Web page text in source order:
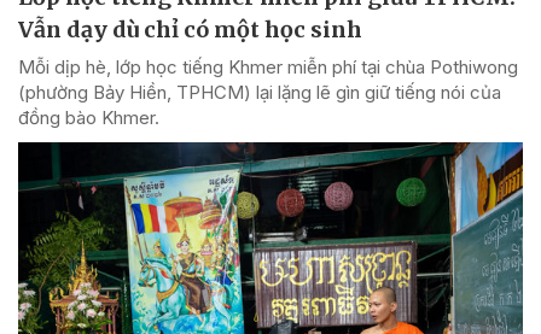
Vẫn dạy dù chỉ có một học sinh
Mỗi dịp hè, lớp học tiếng Khmer miễn phí tại chùa Pothiwong
(phường Bảy Hiền, TPHCM) lại lặng lẽ gìn giữ tiếng nói của
đồng bào Khmer.